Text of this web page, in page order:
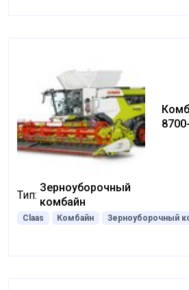
Тип:
Зерноуборочный
комбайн
Claas Комбайн Зерноуборочный